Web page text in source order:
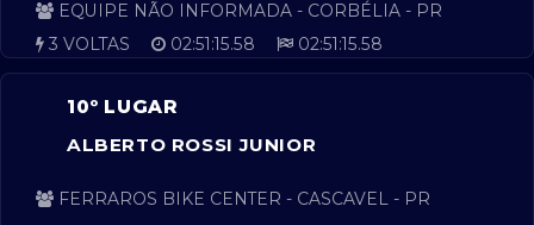
EQUIPE NÃO INFORMADA - CORBÉLIA - PR
3 VOLTAS
02:51:15.58 02:51:15.58
10º LUGAR
ALBERTO ROSSI JUNIOR
FERRAROS BIKE CENTER - CASCAVEL - PR